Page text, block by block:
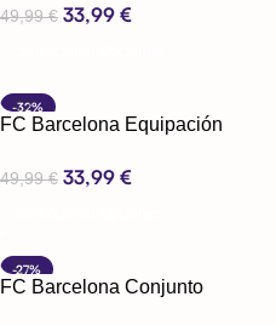
49,99€ 33,99 €
-32%
FC Barcelona Equipación
Larga
49,99€ 33,99 €
-27%
FC Barcelona Conjunto